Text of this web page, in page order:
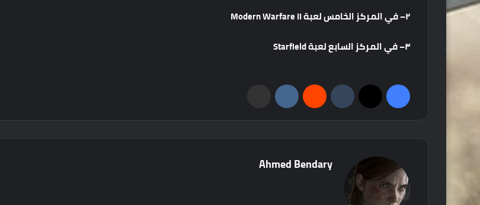
٢–فيالمركزالخامسلعبة
٣–فيالمركزالسابعلعبة
Ahmed Bendary